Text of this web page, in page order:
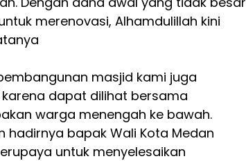
merenovasi, Alhamdulillah kini
masjid kami juga
dapat dilihat bersama
warga menengah ke bawah.
bapak Wali Kota Medan
untuk menyelesaikan